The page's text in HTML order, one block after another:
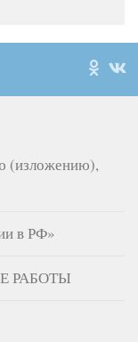
(изложению),
в РФ»
РАБОТЫ